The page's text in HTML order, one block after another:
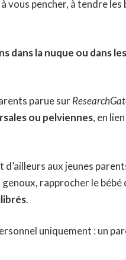
vous pencher, à tendre
dans la nuque ou dans
parue sur
ou pelviennes, en
aux jeunes
rapprocher le bébé
.
uniquement : un